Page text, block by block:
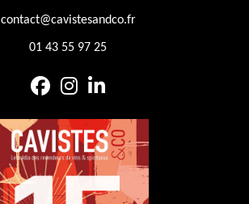
contact@cavistesandco.fr
01 43 55 97 25